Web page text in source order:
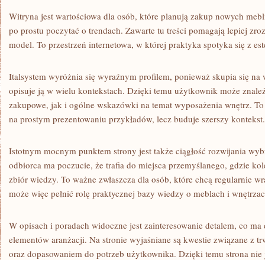
Witryna jest wartościowa dla osób, które planują zakup nowych
po prostu poczytać o trendach. Zawarte tu treści pomagają lepiej
model. To przestrzeń internetowa, w której praktyka spotyka się z
Italsystem wyróżnia się wyraźnym profilem, ponieważ skupia się na
opisuje ją w wielu kontekstach. Dzięki temu użytkownik może
zakupowe, jak i ogólne wskazówki na temat wyposażenia wnętrz.
na prostym prezentowaniu przykładów, lecz buduje szerszy kontekst.
Istotnym mocnym punktem strony jest także ciągłość rozwijania
odbiorca ma poczucie, że trafia do miejsca przemyślanego, gdzie
zbiór wiedzy. To ważne zwłaszcza dla osób, które chcą regularnie
może więc pełnić rolę praktycznej bazy wiedzy o meblach i
W opisach i poradach widoczne jest zainteresowanie detalem, co
elementów aranżacji. Na stronie wyjaśniane są kwestie związane z
oraz dopasowaniem do potrzeb użytkownika. Dzięki temu strona